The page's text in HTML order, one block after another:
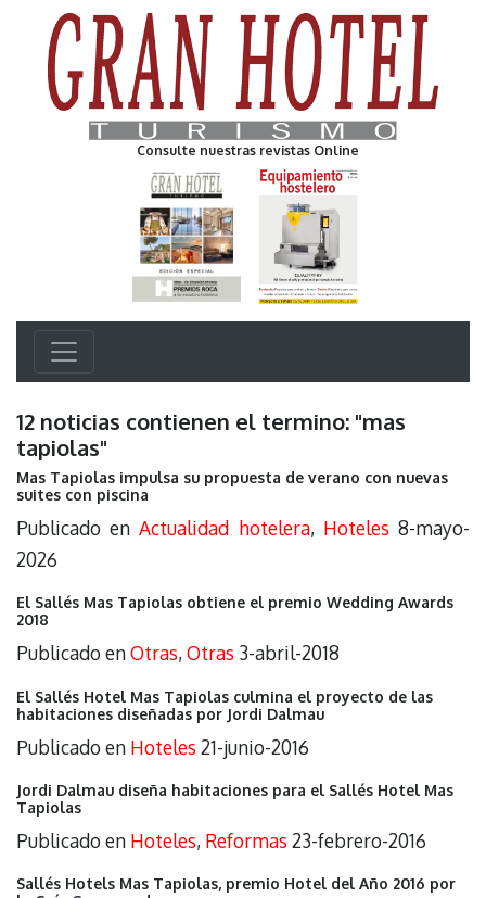
Consulte nuestras revistas Online
12 noticias contienen el termino: "mas
tapiolas"
Mas Tapiolas impulsa su propuesta de verano con nuevas
suites con piscina
Publicado enActualidad hotelera, Hoteles 8-mayo-
2026
El Sallés Mas Tapiolas obtiene el premio Wedding Awards
2018
Publicado enOtras, Otras 3-abril-2018
El Sallés Hotel Mas Tapiolas culmina el proyecto de las
habitaciones diseñadas por Jordi Dalmau
Publicado en Hoteles 21-junio-2016
Jordi Dalmau diseña habitaciones para el Sallés Hotel Mas
Tapiolas
Publicado en Hoteles, Reformas 23-febrero-2016
Sallés Hotels Mas Tapiolas, premio Hotel del Año 2016 por